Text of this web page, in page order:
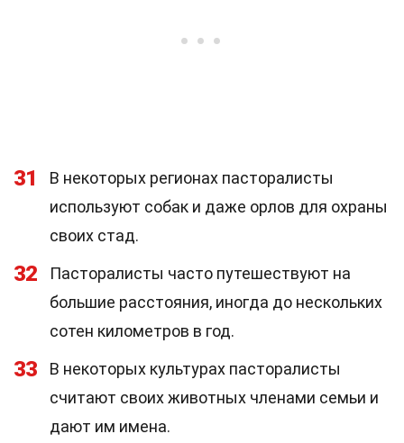
31
В некоторых регионах пасторалисты
используют собак и даже орлов для охраны
своих стад.
32
Пасторалисты часто путешествуют на
большие расстояния, иногда до нескольких
сотен километров в год.
33
В некоторых культурах пасторалисты
считают своих животных членами семьи и
дают им имена.